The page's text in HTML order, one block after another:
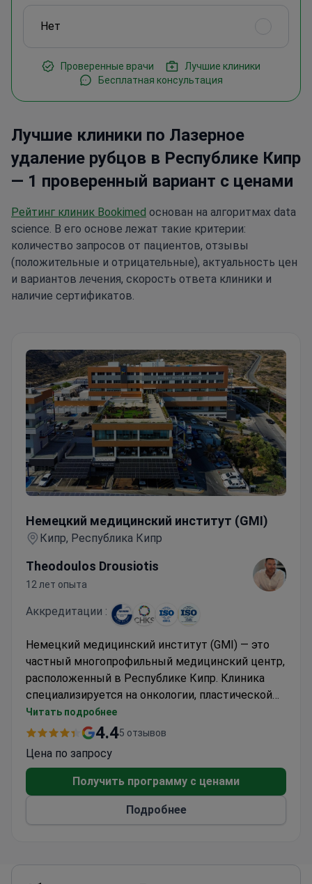
Нет
Проверенные врачи
Лучшие клиники
Бесплатная консультация
Лучшие клиники по Лазерное
удаление рубцов в Республике Кипр
— 1 проверенный вариант с ценами
Рейтинг клиник Bookimed основан на алгоритмах data
science. В его основе лежат такие критерии:
количество запросов от пациентов, отзывы
(положительные и отрицательные), актуальность цен
и вариантов лечения, скорость ответа клиники и
наличие сертификатов.
Немецкий медицинский институт (GMI)
Кипр, Республика Кипр
Theodoulos Drousiotis
12 лет опыта
Аккредитации :
Немецкий медицинский институт (GMI) — это
частный многопрофильный медицинский центр,
расположенный в Республике Кипр. Клиника
специализируется на онкологии, пластической
хирургии, медицинских обследованиях и
ядерной медицине, предоставляя услуги
около 13 700 пациентов выбирают Немецкий
медицинский институт для получения
медицинской помощи. Большинство пациентов
приезжают из стран СНГ, Европы, Содружества
и других регионов.
Читать подробнее
4.45 отзывов
Цена по запросу
Получить программу с ценами
Подробнее